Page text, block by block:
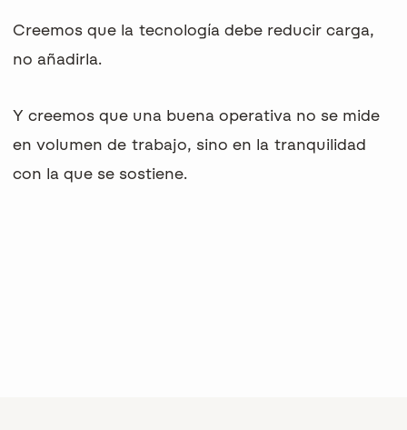
Creemos que la tecnología debe reducir carga,
no añadirla.
Y creemos que una buena operativa no se mide
en volumen de trabajo, sino en la tranquilidad
con la que se sostiene.